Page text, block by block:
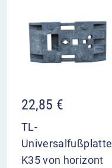
22,85 €
TL-
Universalfußplatte
K35 von horizont